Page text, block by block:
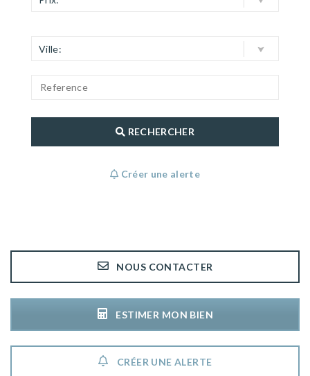
Ville:
RECHERCHER
Créer une alerte
NOUS CONTACTER
ESTIMER MON BIEN
CRÉER UNE ALERTE